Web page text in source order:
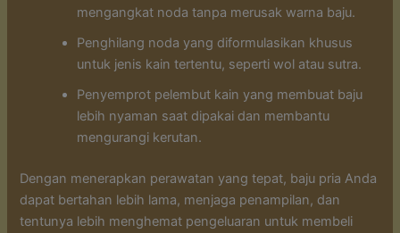
mengangkat noda tanpa merusak warna baju.
Penghilang noda yang diformulasikan khusus
untuk jenis kain tertentu, seperti wol atau sutra.
Penyemprot pelembut kain yang membuat baju
lebih nyaman saat dipakai dan membantu
mengurangi kerutan.
Dengan menerapkan perawatan yang tepat, baju pria Anda
dapat bertahan lebih lama, menjaga penampilan, dan
tentunya lebih menghemat pengeluaran untuk membeli